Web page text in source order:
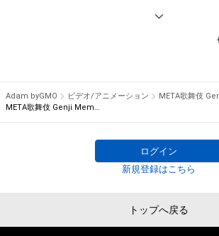
連絡をいたします。予めご了承ください。 な
一切使用致しません。 出荷後の破損、汚損及
た場合であっても、松竹株式会社では一切の
・住所の無記載、誤記、転居先不明、長期不在
典をお届けできない場合、特典はお渡しいた
はなく、万が一本NFT保有者等が本NFT及び
因して損失を負った場合であっても一切の
通常の損害に限るものとし、賠償金額の上限
４．本規定は日本法により解釈されるものと
判所を第一審の専属的合意管轄裁判所としま
歌舞伎史上初の試みとなるバーチャルプロダ
合する撮影手法）を用いて、古典文学の不朽の
を題材に製作する歌舞伎作品です。
平安時代を緻密に再現したバーチャルセット
この新次元の歌舞伎公演に挑むのは、歌舞伎
Adam byGMO ビデオ/アニメーション
META歌舞伎 Genji Memories #10
ログイン
新規登録はこちら
トップへ戻る